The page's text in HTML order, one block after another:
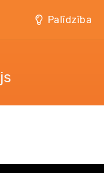
Palīdzība